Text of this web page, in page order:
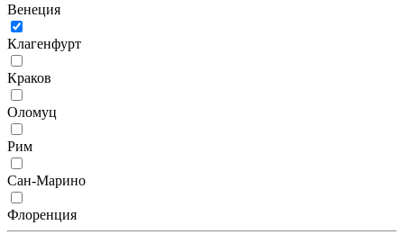
Венеция
Клагенфурт
Краков
Оломуц
Рим
Сан-Марино
Флоренция